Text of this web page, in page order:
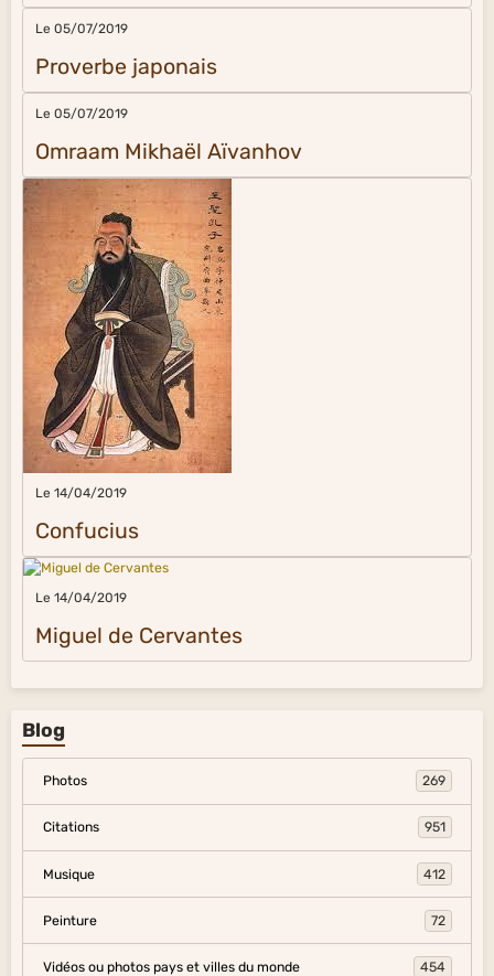
Le 05/07/2019
Proverbe japonais
Le 05/07/2019
Omraam Mikhaël Aïvanhov
Le 14/04/2019
Confucius
Le 14/04/2019
Miguel de Cervantes
Blog
Photos 269
Citations 951
Musique 412
Peinture 72
Vidéos ou photos pays et villes du monde 454